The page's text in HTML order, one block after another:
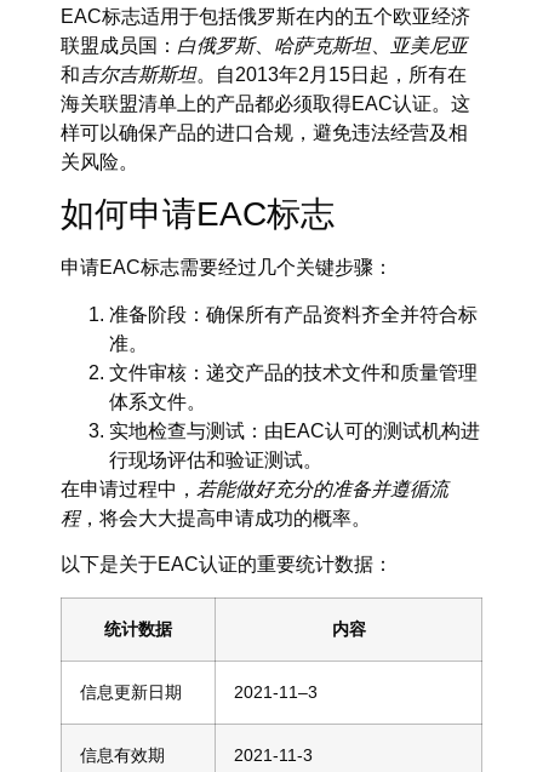
EAC标志适用于包括俄罗斯在内的五个欧亚经济
联盟成员国： 白俄罗斯、 哈萨克斯坦、
亚美尼亚
和吉尔吉斯斯坦。自2013年2月15日起，所有在
海关联盟清单上的产品都必须取得EAC认证。这
样可以确保产品的进口合规，避免违法经营及相
关风险。
如何申请EAC标志
申请EAC标志需要经过几个关键步骤：
准备阶段：确保所有产品资料齐全并符合标
准。
文件审核：递交产品的技术文件和质量管理
体系文件。
实地检查与测试：由EAC认可的测试机构进
行现场评估和验证测试。
在申请过程中， 若能做好充分的准备并遵循流
程，将会大大提高申请成功的概率。
以下是关于EAC认证的重要统计数据：
统计数据 内容
信息更新日期 2021-11–3
信息有效期 2021-11-3